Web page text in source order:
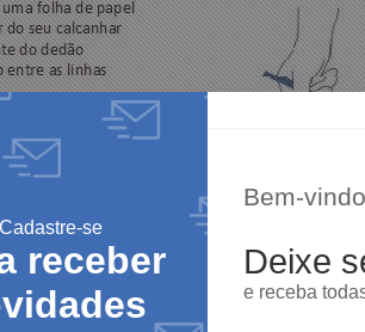
Cadastre-se
receber
Bem-
Deixe
e receba